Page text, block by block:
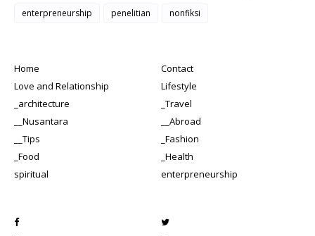
enterpreneurship
penelitian nonfiksi
Home
Contact
Love and Relationship
Lifestyle
_architecture
_Travel
__Nusantara
__Abroad
__Tips
_Fashion
_Food
_Health
spiritual
enterpreneurship